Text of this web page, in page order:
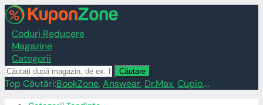
Coduri Reducere
Magazine
Categorii
Căutare
Top Căutări:BookZone, Answear, Dr.Max, Cupio,...